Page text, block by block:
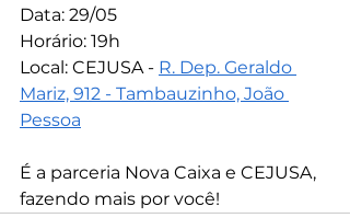
Data: 29/05
Horário: 19h
Local: CEJUSA - R. Dep. Geraldo
Mariz, 912 - Tambauzinho, João
Pessoa
É a parceria Nova Caixa e CEJUSA,
fazendo mais por você!